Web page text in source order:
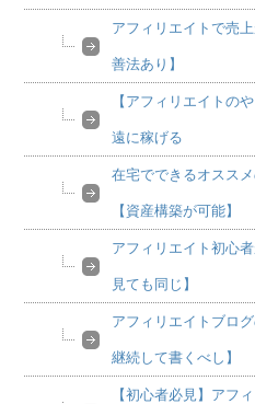
アフィリエイトで売
善法あり】
【アフィリエイトの
遠に稼げる
在宅でできるオスス
【資産構築が可能】
アフィリエイト初心
見ても同じ】
アフィリエイトブロ
継続して書くべし】
【初心者必見】アフ